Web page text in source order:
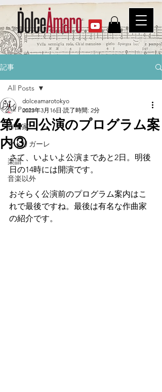
記事
All Posts
作曲家
マドリガーレ
楽譜
音楽以外
All Posts
第4回公演のプログラム案
内③
dolceamarotokyo
2023年3月16日 読了時間: 2分
さて、いよいよ公演まであと2日。明後
日の14時には開演です。
おそらく公演前のプログラム案内はこ
れで最後ですね。最後は有名な作曲家
の紹介です。